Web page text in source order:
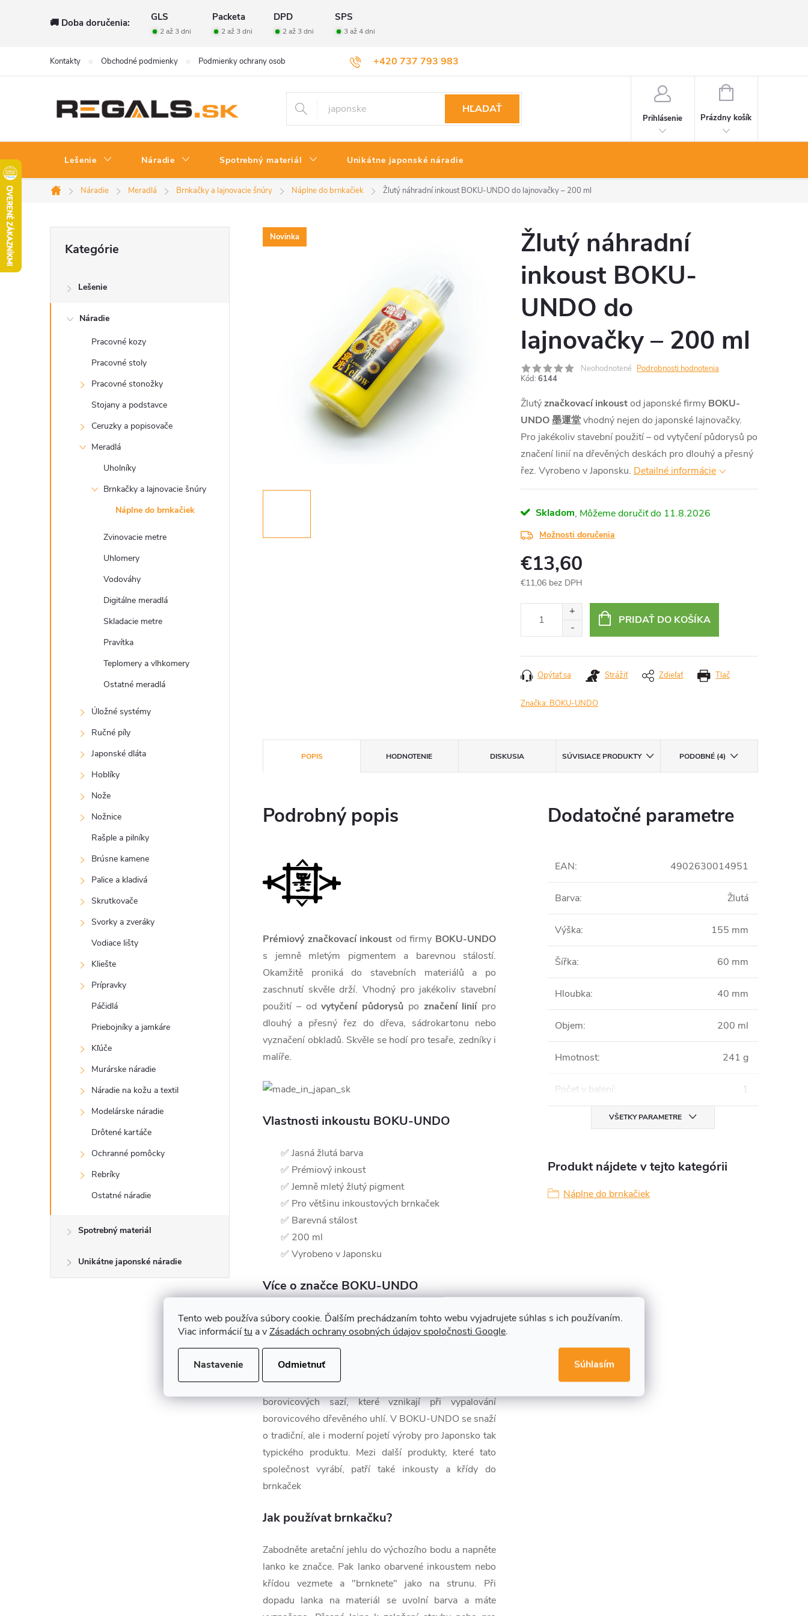
Tento web používa súbory cookie. Ďalším prechádzaním tohto webu vyjadrujete súhlas s ich používaním.
Viac informáciítu a vZásadách ochrany osobných údajov spoločnosti Google.
Nastavenie Odmietnuť Súhlasím
🚚 Doba doručenia: GLS Packeta DPD SPS
2 až 3 dni 2 až 3 dni 2 až 3 dni 3 až 4 dni
+420 737 793 983
Kontakty Obchodné podmienky Podmienky ochrany osobných údajov Veľkoobchod Vrátenie tovaru
HĽADAŤ
Prihlásenie
NÁKUPNÝ
Prázdny košík
Lešenie Náradie Spotrebný materiál Unikátne japonské náradie
Domov
Náradie Meradlá Brnkačky a lajnovacie šnúry Náplne do brnkačiek Žlutý náhradní inkoust BOKU-UNDO do lajnovačky – 200 ml
č
kategórie
Kategórie
Lešenie
Náradie
Pracovné kozy
Pracovné stoly
Pracovné stonožky
Stojany a podstavce
Ceruzky a popisovače
Meradlá
Uholníky
Brnkačky a lajnovacie šnúry
Náplne do brnkačiek
Zvinovacie metre
Uhlomery
Vodováhy
Digitálne meradlá
Skladacie metre
Pravítka
Teplomery a vlhkomery
Ostatné meradlá
Úložné systémy
Ručné píly
Japonské dláta
Hoblíky
Nože
Nožnice
Rašple a pilníky
Brúsne kamene
Palice a kladivá
Skrutkovače
Svorky a zveráky
Vodiace lišty
Kliešte
Prípravky
Páčidlá
Priebojníky a jamkáre
Kľúče
Murárske náradie
Náradie na kožu a textil
Modelárske náradie
Drôtené kartáče
Ochranné pomôcky
Rebríky
Ostatné náradie
Spotrebný materiál
Unikátne japonské náradie
Novinka
Žlutý náhradní
inkoust BOKU-
UNDO do
lajnovačky – 200 ml
Neohodnotené Podrobnosti hodnotenia
Kód: 6144
Žlutýznačkovací inkoustod japonské firmy BOKU-
UNDO 墨運堂vhodný nejen do japonské lajnovačky.
Pro jakékoliv stavební použití–od vytyčení půdorysů po
značení linií na dřevěných deskách pro dlouhý a přesný
řez. Vyrobeno v Japonsku. Detailné informácie
Skladom 11.8.2026
Možnosti doručenia
€13,60
€11,06 bez DPH
PRIDAŤ DO KOŠÍKA
Tlač
Opýtať sa Strážiť Zdieľať
Značka: BOKU-UNDO
POPIS HODNOTENIE DISKUSIA SÚVISIACE PRODUKTY PODOBNÉ (4)
Podrobný popis
Prémiový značkovací inkoust od firmy BOKU-UNDO
s jemně mletým pigmentem a barevnou stálostí.
Okamžitě proniká do stavebních materiálů a po
zaschnutí skvěle drží. Vhodný pro jakékoliv stavební
použití – odvytyčení půdorysů po značení liniípro
dlouhý a přesný řez do dřeva, sádrokartonu nebo
vyznačení obkladů. Skvěle se hodí pro tesaře, zedníky i
malíře.
Vlastnosti inkoustu BOKU-UNDO
✅ Jasná žlutá barva
✅ Prémiový inkoust
✅ Jemně mletý žlutý pigment
✅ Pro většinu inkoustových brnkaček
✅ Barevná stálost
✅ 200 ml
✅ Vyrobeno v Japonsku
Více o značce BOKU-UNDO
Jeden z mála japonských výrobců tradičních
kaligrafických Sumi inkoustů začal svoji firemní historii
psát v roce 1805, když si Kyubei Sumiya ve městě
Nara založil dílnu a obchod s tuhým inkoustem.
Většina těchto černých hranolů se vyrábí z
borovicových sazí, které vznikají při vypalování
borovicového dřevěného uhlí. V BOKU-UNDO se snaží
o tradiční, ale i moderní pojetí výroby pro Japonsko tak
typického produktu. Mezi další produkty, které tato
společnost vyrábí, patří také inkousty a křídy do
brnkaček
Jak používat brnkačku?
Zabodněte aretační jehlu do výchozího bodu a napněte
lanko ke značce. Pak lanko obarvené inkoustem nebo
křídou vezmete a "brnknete" jako na strunu. Při
dopadu lanka na materiál se uvolní barva a máte
Dodatočné parametre
EAN: 4902630014951
Barva: Žlutá
Výška: 155 mm
Šířka: 60 mm
Hloubka: 40 mm
Objem: 200 ml
Hmotnost: 241 g
Počet v balení: 1
VŠETKY PARAMETRE
Produkt nájdete v tejto kategórii
Náplne do brnkačiek